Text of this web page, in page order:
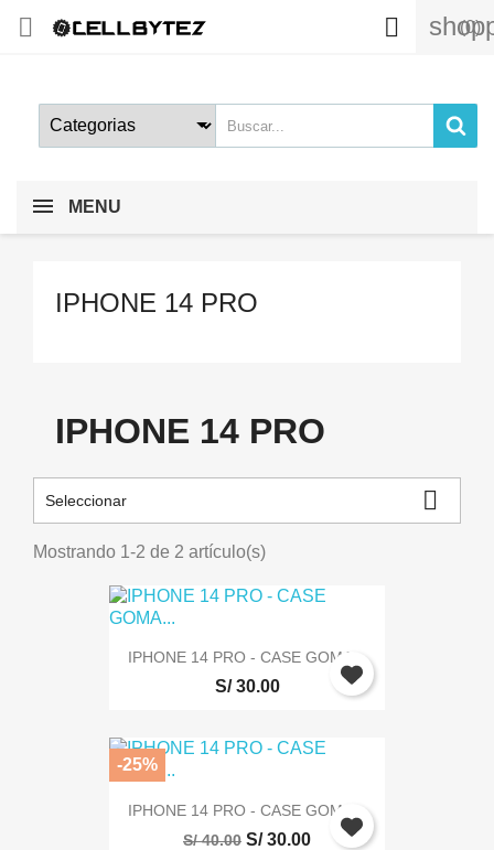
 (0)

MENU
IPHONE 14 PRO
IPHONE 14 PRO
Seleccionar 
Mostrando 1-2 de 2 artículo(s)
IPHONE 14 PRO - CASE GOMA...
S/ 30.00
IPHONE 14 PRO - CASE GOMA...
S/ 40.00 S/ 30.00
-25%